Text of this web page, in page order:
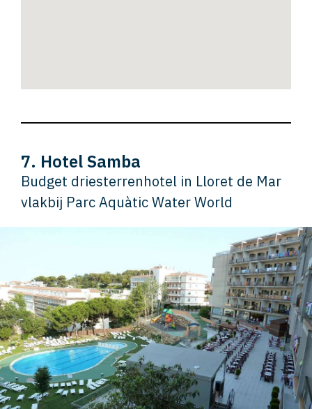
7. Hotel Samba
Budget driesterrenhotel in Lloret de Mar
vlakbij Parc Aquàtic Water World